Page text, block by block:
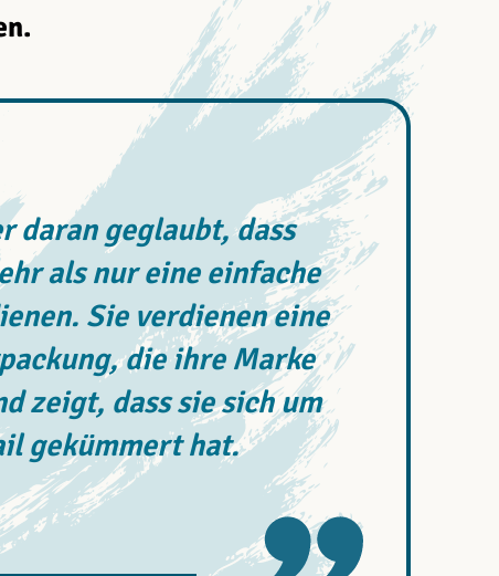
daran geglaubt, dass
als nur eine einfache
Sie verdienen eine
die ihre Marke
zeigt, dass sie sich um
gekümmert hat.